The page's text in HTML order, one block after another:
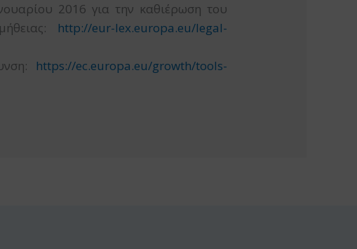
2016 για την καθιέρωση του
http://eur-lex.europa.eu/legal-
https://ec.europa.eu/growth/tools-